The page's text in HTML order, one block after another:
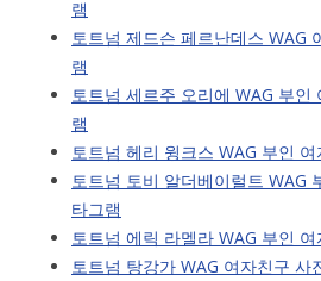
램
토트넘 제드슨 페르난데스 WAG
램
토트넘 세르주 오리에 WAG 부인
램
토트넘 헤리 윙크스 WAG 부인
토트넘 토비 알더베이럴트 WAG
타그램
토트넘 에릭 라멜라 WAG 부인
토트넘 탕강가 WAG 여자친구 사